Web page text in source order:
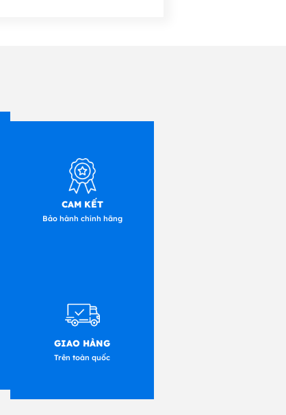
CAM KẾT
Bảo hành chính hãng
GIAO HÀNG
Trên toàn quốc